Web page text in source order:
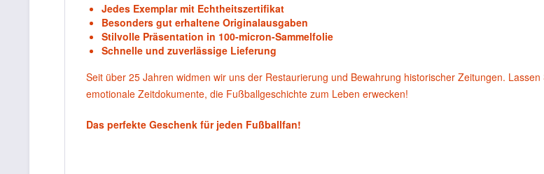
Jedes Exemplar mit Echtheitszertifikat
Besonders gut erhaltene Originalausgaben
Stilvolle Präsentation in 100-micron-Sammelfolie
Schnelle und zuverlässige Lieferung
Seit über 25 Jahren widmen wir uns der Restaurierung und Bewahrung historischer Zeitungen.
emotionale Zeitdokumente, die Fußballgeschichte zum Leben erwecken!
Das perfekte Geschenk für jeden Fußballfan!